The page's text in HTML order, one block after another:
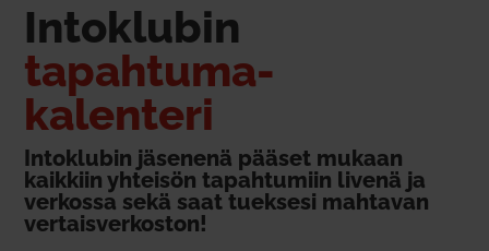
Intoklubin
tapahtuma-
kalenteri
Intoklubin jäsenenä pääset mukaan
kaikkiin yhteisön tapah­tumiin livenä ja
ver­kossa sekä saat tueksesi mah­tavan
ver­tais­ver­koston!